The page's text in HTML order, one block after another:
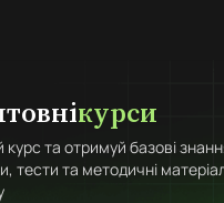
курси
та отримуй базові
тести та методичні